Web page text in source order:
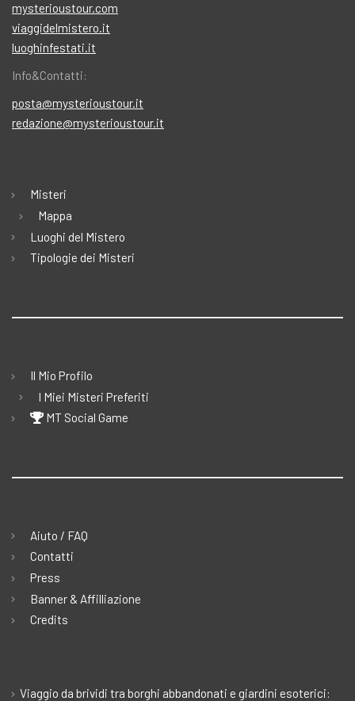
mysterioustour.com
viaggidelmistero.it
luoghinfestati.it
Info&Contatti:
posta@mysterioustour.it
redazione@mysterioustour.it
Misteri
Mappa
Luoghi del Mistero
Tipologie dei Misteri
Il Mio Profilo
I Miei Misteri Preferiti
MT Social Game
Aiuto / FAQ
Contatti
Press
Banner & Affilliazione
Credits
Viaggio da brividi tra borghi abbandonati e giardini esoterici: